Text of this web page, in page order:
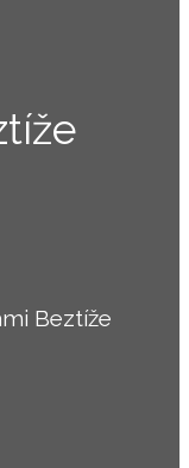
Beztíže